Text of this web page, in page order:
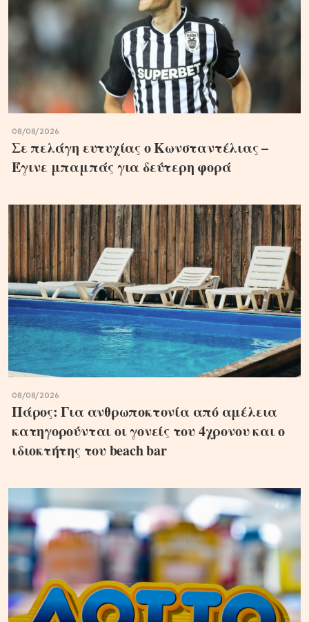
08/08/2026
Σε πελάγη ευτυχίας ο Κωνσταντέλιας –
Έγινε μπαμπάς για δεύτερη φορά
08/08/2026
Πάρος: Για ανθρωποκτονία από αμέλεια
κατηγορούνται οι γονείς του 4χρονου και ο
ιδιοκτήτης του beach bar